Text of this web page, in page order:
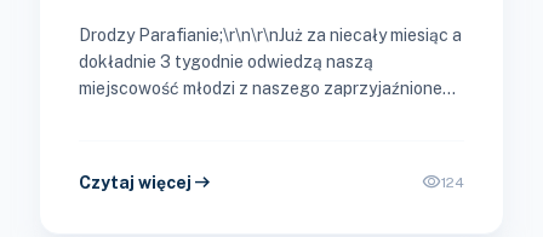
Drodzy Parafianie;\r\n\r\nJuż za niecały miesiąc a
dokładnie 3 tygodnie odwiedzą naszą
miejscowość młodzi z naszego zaprzyjaźnionego
Czytaj więcej arrow_right_alt visibility124